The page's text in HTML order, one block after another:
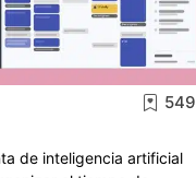
549
de inteligencia artificial